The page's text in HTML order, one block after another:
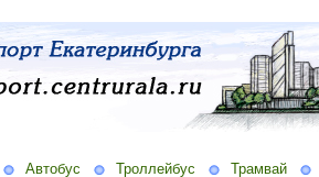
Автобус Троллейбус Трамвай